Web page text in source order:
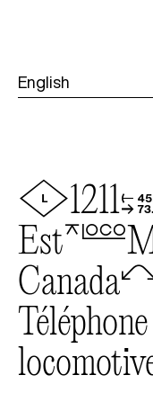
English
🟤1211
Est🔚🔞
Canada
Téléphone